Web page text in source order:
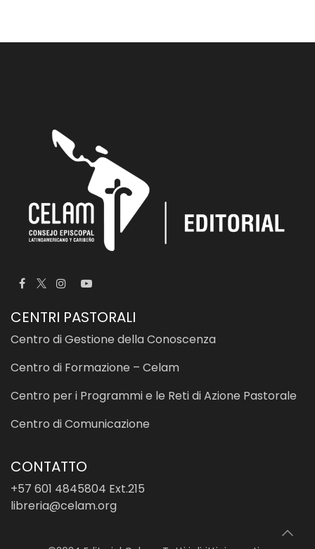
CENTRI PASTORALI
Centro di Gestione della Conoscenza
Centro di Formazione – Celam
Centro per i Programmi e le Reti di Azione Pastorale
Centro di Comunicazione
CONTATTO
+57 601 4845804 Ext.215
libreria@celam.org